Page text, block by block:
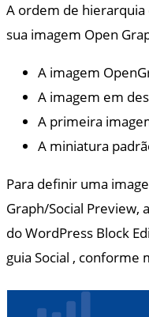
A ordem de hierarquia
sua imagem Open
A imagem
A imagem em
A primeira
A miniatura
Para definir uma
Graph/Social Preview,
do WordPress Block
guia Social , conforme